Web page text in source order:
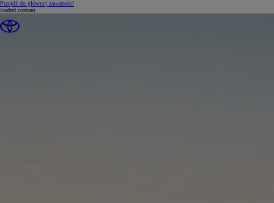
Przejdź do głównej zawartości
loaded content